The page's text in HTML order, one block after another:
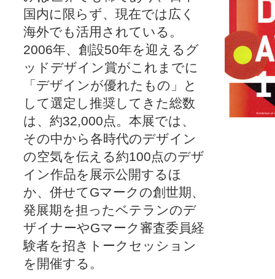
国内に限らず、現在では広く
海外でも活用されている。
2006年、創設50年を迎えるグ
ッドデザイン賞がこれまでに
「デザインが優れたもの」と
して選定し推奨してきた総数
は、約32,000点。本展では、
その中から各時代のデザイン
の空気を伝える約100点のデザ
イン作品を展示公開するほ
か、併せてGマークの創世期、
発展期を担ったベテランのデ
ザイナーやGマーク審査委員経
験者を招きトークセッション
を開催する。